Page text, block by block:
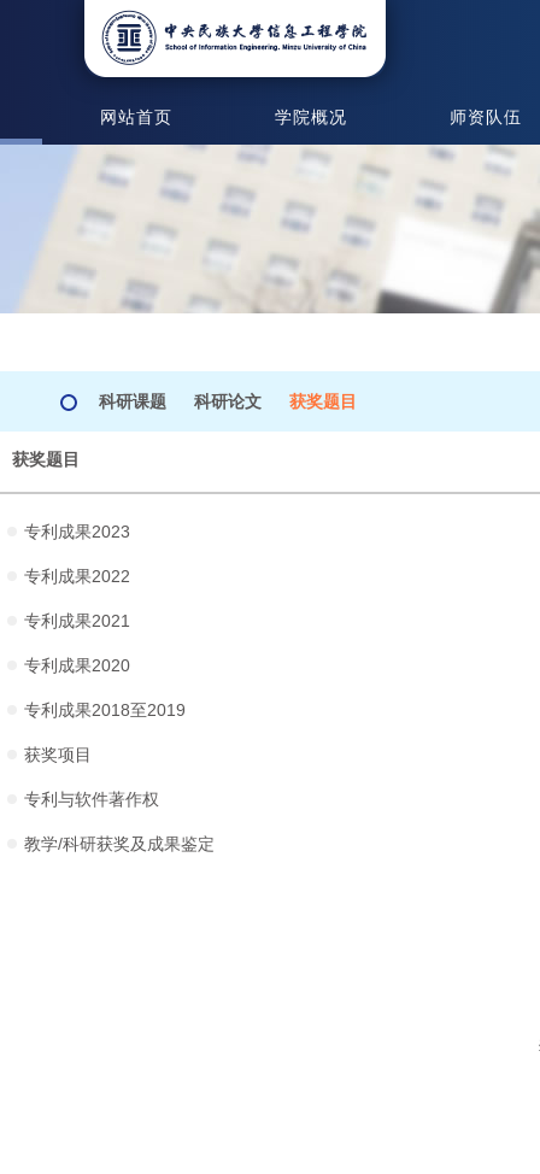
网站首页 学院概况 师资队伍
科研课题 科研论文 获奖题目
获奖题目
专利成果2023
专利成果2022
专利成果2021
专利成果2020
专利成果2018至2019
获奖项目
专利与软件著作权
教学/科研获奖及成果鉴定